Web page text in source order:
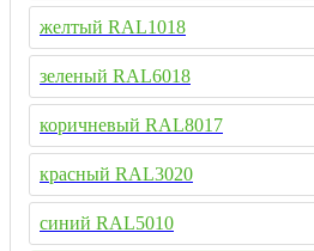
желтый RAL1018
зеленый RAL6018
коричневый RAL8017
красный RAL3020
синий RAL5010